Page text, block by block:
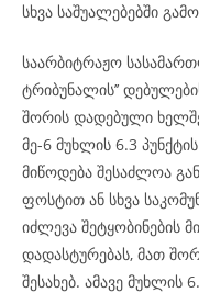
სხვა საშუალებებში
საარბიტრაჟო
ტრიბუნალის’’
შორის დადებული
მე-6 მუხლის 6.3
მიწოდება შესაძლოა
ფოსტით ან სხვა
იძლევა შეტყობინების
დადასტურებას, მათ
შესახებ. ამავე მუხლის